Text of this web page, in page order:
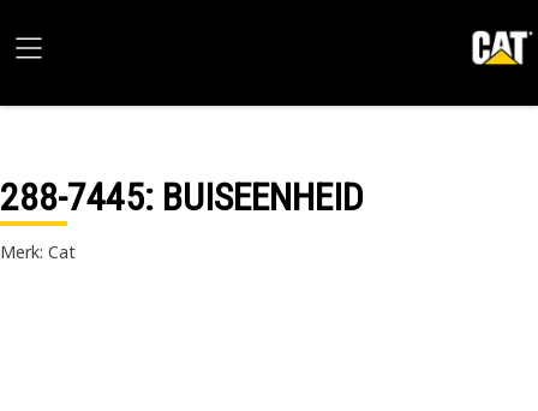
288-7445: BUISEENHEID
Merk: Cat